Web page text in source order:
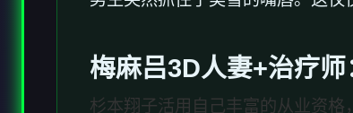
梅麻吕3D人妻+治疗师
杉本翔子活用自己丰富的从业资格